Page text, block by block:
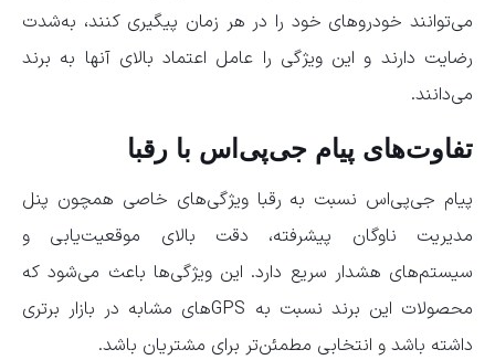
می‌توانند خودروهای خود را در هر زمان پیگیری کنند، به‌شدت
رضایت دارند و این ویژگی را عامل اعتماد بالای آنها به برند
می‌دانند.
تفاوت‌های پیام جی‌پی‌اس با رقبا
پیام جی‌پی‌اس نسبت به رقبا ویژگی‌های خاصی همچون پنل
مدیریت ناوگان پیشرفته، دقت بالای موقعیت‌یابی و
سیستم‌های هشدار سریع دارد. این ویژگی‌ها باعث می‌شود که
محصولات این برند نسبت به GPSهای مشابه در بازار برتری
داشته باشد و انتخابی مطمئن‌تر برای مشتریان باشد.